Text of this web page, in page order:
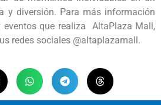
y diversión. Para más información
eventos que realiza AltaPlaza Mall,
redes sociales @altaplazamall.